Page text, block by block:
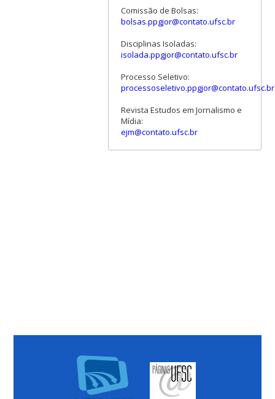
Comissão de Bolsas:
bolsas.ppgjor@contato.ufsc.br
Disciplinas Isoladas:
isolada.ppgjor@contato.ufsc.br
Processo Seletivo:
processoseletivo.ppgjor@contato.ufsc.br
Revista Estudos em Jornalismo e
Mídia:
ejm@contato.ufsc.br